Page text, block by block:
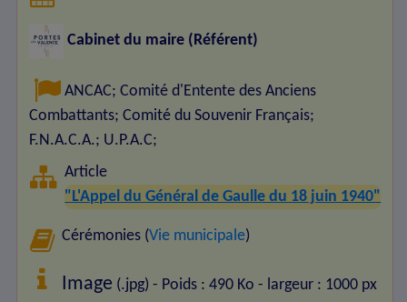
Cabinet du maire (Référent)
ANCAC;Comité d'Entente des Anciens
Combattants; Comité du Souvenir Français;
F.N.A.C.A.; U.P.A.C;
Article
"L'Appel du Général de Gaulle du 18 juin 1940"
Cérémonies (Vie municipale)
Image (.jpg) - Poids : 490 Ko - largeur : 1000 px